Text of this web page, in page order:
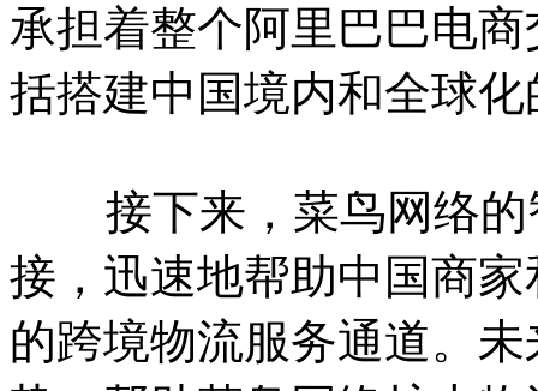
承担着整个阿里巴巴电
括搭建中国境内和全球
接下来，菜鸟网络的
接，迅速地帮助中国商
的跨境物流服务通道。